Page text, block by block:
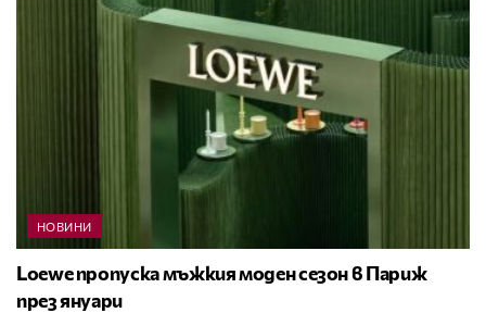
НОВИНИ
Loewe пропуска мъжкия моден сезон в Париж
през януари